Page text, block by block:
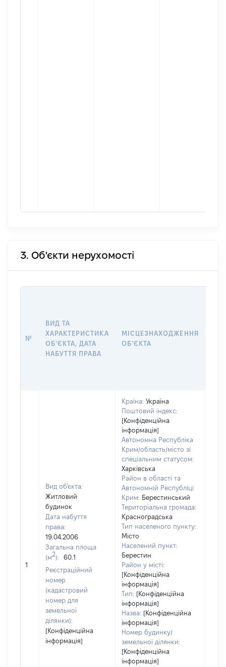
3. Об'єкти нерухомості
№
ВИД ТА
ХАРАКТЕРИСТИКА
ОБʼЄКТА, ДАТА
НАБУТТЯ ПРАВА
МІСЦЕЗНАХОДЖЕННЯ
ОБʼЄКТА
1
Вид об'єкта:
Житловий
будинок
Дата набуття
права:
19.04.2006
Загальна площа
(м2):
60.1
Реєстраційний
номер
(кадастровий
номер для
земельної
ділянки):
[Конфіденційна
інформація]
Країна: Україна
Поштовий індекс:
[Конфіденційна
інформація]
Автономна Республіка
Крим/область/місто зі
спеціальним статусом:
Харківська
Район в області та
Автономній Республіці
Крим: Берестинський
Територіальна громада:
Красноградська
Тип населеного пункту:
Місто
Населений пункт:
Берестин
Район у місті:
[Конфіденційна
інформація]
Тип: [Конфіденційна
інформація]
Назва: [Конфіденційна
інформація]
Номер будинку/
земельної ділянки:
[Конфіденційна
інформація]